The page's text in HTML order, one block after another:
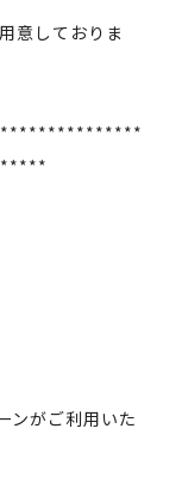
意しておりま
ンがご利用いた